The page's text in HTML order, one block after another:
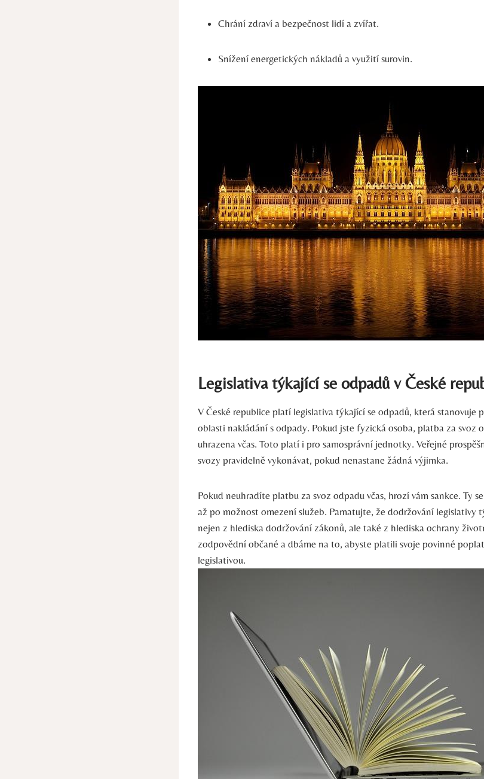
Chrání zdraví a bezpečnost lidí a zvířat.
Snížení energetických nákladů a využití surovin.
Legislativa týkající se odpadů v České
V České republice platí legislativa týkající se odpadů, která stanovuje
oblasti nakládání s odpady. Pokud jste fyzická osoba, platba za svoz
uhrazena včas. Toto platí i pro samosprávní jednotky. Veřejné
svozy pravidelně vykonávat, pokud nenastane žádná výjimka.
Pokud neuhradíte platbu za svoz odpadu včas, hrozí vám sankce. Ty
až po možnost omezení služeb. Pamatujte, že dodržování legislativy
nejen z hlediska dodržování zákonů, ale také z hlediska ochrany
zodpovědní občané a dbáme na to, abyste platili svoje povinné
legislativou.